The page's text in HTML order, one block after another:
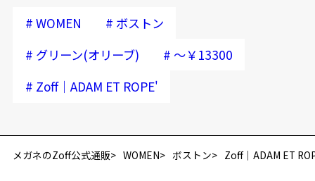
# WOMEN # ボストン
# グリーン(オリーブ) # ～￥13300
# Zoff｜ADAM ET ROPE'
メガネのZoff公式通販 WOMEN ボストン Zoff｜ADAM ET